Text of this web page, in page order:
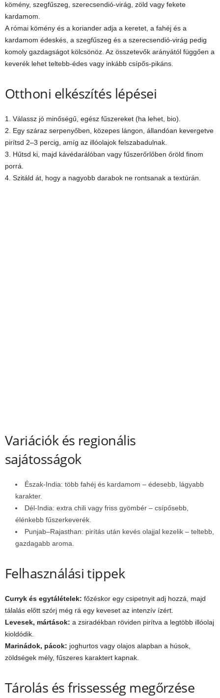
kömény, szegfűszeg, szerecsendió-virág, zöld vagy fekete
kardamom.
A római kömény és a koriander adja a keretet, a fahéj és a
kardamom édeskés, a szegfűszeg és a szerecsendió-virág pedig
komoly gazdagságot kölcsönöz. Az összetevők arányától függően a
keverék lehet teltebb-édes vagy inkább csípős-pikáns.
Otthoni elkészítés lépései
1. Válassz jó minőségű, egész fűszereket (ha lehet, bio).
2. Egy száraz serpenyőben, közepes lángon, állandóan kevergetve
pirítsd 2–3 percig, amíg az illóolajok felszabadulnak.
3. Hűtsd ki, majd kávédarálóban vagy fűszerőrlőben őröld finom
porrá.
4. Szitáld át, hogy a nagyobb darabok ne rontsanak a textúrán.
Variációk és regionális
sajátosságok
Észak-India: több fahéj és kardamom – édesebb, lágyabb
karakter.
Dél-India: extra chili vagy friss gyömbér – csípősebb,
élénkebb fűszerkeverék.
Punjab–Rajasthan: pirítás után kevés olajjal kezelik – teltebb,
gazdagabb aroma.
Felhasználási tippek
Curryk és egytálételek: főzéskor egy csipetnyit adj hozzá, majd
tálalás előtt szórj még rá egy keveset az intenzív ízért.
Levesek, mártások: a zsiradékban röviden pirítva a legtöbb illóolaj
kioldódik.
Marinádok, pácok: joghurtos vagy olajos alapban a húsok,
zöldségek mély, fűszeres karaktert kapnak.
Tárolás és frissesség megőrzése